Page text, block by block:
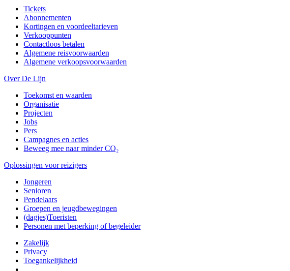
Tickets
Abonnementen
Kortingen en voordeeltarieven
Verkooppunten
Contactloos betalen
Algemene reisvoorwaarden
Algemene verkoopsvoorwaarden
Over De Lijn
Toekomst en waarden
Organisatie
Projecten
Jobs
Pers
Campagnes en acties
Beweeg mee naar minder CO₂
Oplossingen voor reizigers
Jongeren
Senioren
Pendelaars
Groepen en jeugdbewegingen
(dagjes)Toeristen
Personen met beperking of begeleider
Zakelijk
Privacy
Toegankelijkheid